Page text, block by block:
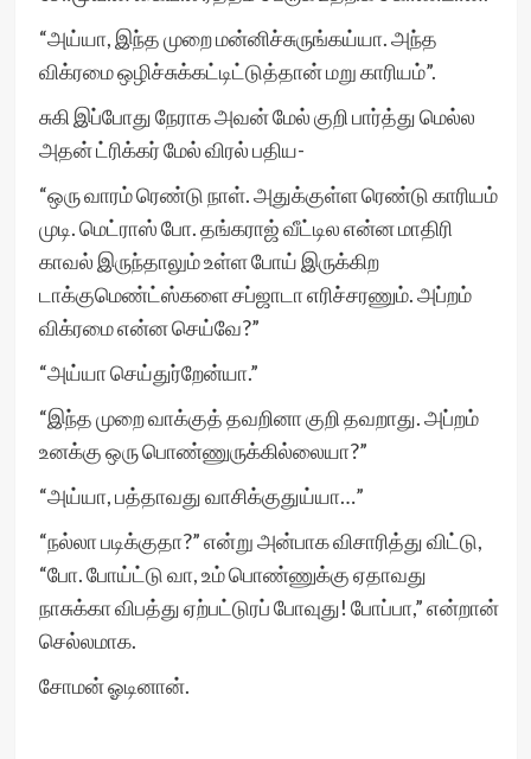
“அய்யா, இந்த முறை மன்னிச்சுருங்கய்யா. அந்த
விக்ரமை ஒழிச்சுக்கட்டிட்டுத்தான் மறு காரியம்”.
சுகி இப்போது நேராக அவன் மேல் குறி பார்த்து மெல்ல
அதன் ட்ரிக்கர் மேல் விரல் பதிய-
“ஒரு வாரம் ரெண்டு நாள். அதுக்குள்ள ரெண்டு காரியம்
முடி. மெட்ராஸ் போ. தங்கராஜ் வீட்டில என்ன மாதிரி
காவல் இருந்தாலும் உள்ள போய் இருக்கிற
டாக்குமெண்ட்ஸ்களை சப்ஜாடா எரிச்சரணும். அப்றம்
விக்ரமை என்ன செய்வே?”
“அய்யா செய்துர்றேன்யா.”
“இந்த முறை வாக்குத் தவறினா குறி தவறாது. அப்றம்
உனக்கு ஒரு பொண்ணுருக்கில்லையா?”
“அய்யா, பத்தாவது வாசிக்குதுய்யா…”
“நல்லா படிக்குதா?” என்று அன்பாக விசாரித்து விட்டு,
“போ. போய்ட்டு வா, உம் பொண்ணுக்கு ஏதாவது
நாசுக்கா விபத்து ஏற்பட்டுரப் போவுது! போப்பா,” என்றான்
செல்லமாக.
சோமன் ஓடினான்.